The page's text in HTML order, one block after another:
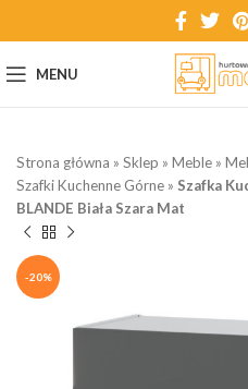
MENU
Strona główna » Sklep » Meble »
Szafki Kuchenne Górne » Szafka
BLANDE Biała Szara Mat
-20%